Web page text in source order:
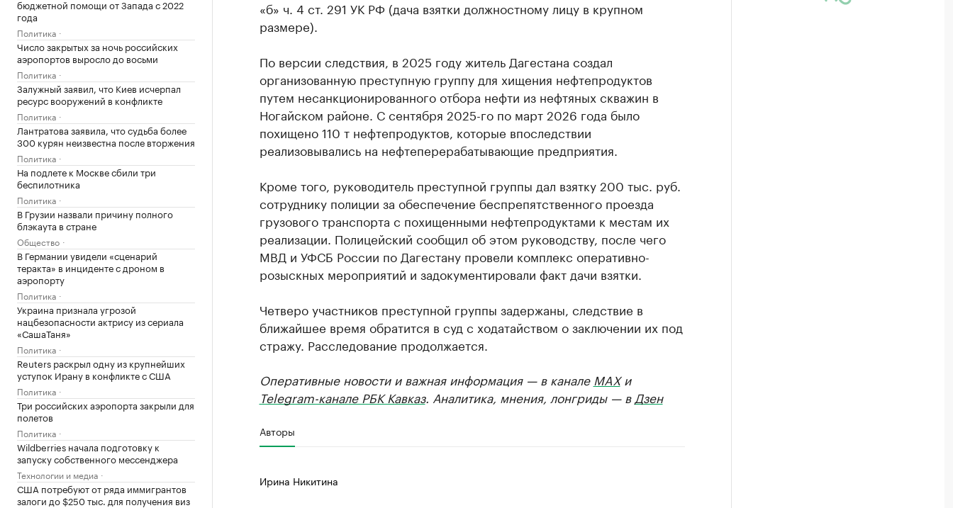
бюджетной помощи от Запада с 2022
года
Политика
Число закрытых за ночь российских
аэропортов выросло до восьми
Политика
Залужный заявил, что Киев исчерпал
ресурс вооружений в конфликте
Политика
Лантратова заявила, что судьба более
300 курян неизвестна после вторжения
Политика
На подлете к Москве сбили три
беспилотника
Политика
В Грузии назвали причину полного
блэкаута в стране
Общество
В Германии увидели «сценарий
теракта» в инциденте с дроном в
аэропорту
Политика
Украина признала угрозой
нацбезопасности актрису из сериала
«СашаТаня»
Политика
Reuters раскрыл одну из крупнейших
уступок Ирану в конфликте с США
Политика
Три российских аэропорта закрыли для
полетов
Политика
Wildberries начала подготовку к
запуску собственного мессенджера
Технологии и медиа
США потребуют от ряда иммигрантов
залоги до $250 тыс. для получения виз
«б» ч. 4 ст. 291 УК РФ (дача взятки должностному лицу в крупном
размере).
По версии следствия, в 2025 году житель Дагестана создал
организованную преступную группу для хищения нефтепродуктов
путем несанкционированного отбора нефти из нефтяных скважин в
Ногайском районе. С сентября 2025-го по март 2026 года было
похищено 110 т нефтепродуктов, которые впоследствии
реализовывались на нефтеперерабатывающие предприятия.
Кроме того, руководитель преступной группы дал взятку 200 тыс. руб.
сотруднику полиции за обеспечение беспрепятственного проезда
грузового транспорта с похищенными нефтепродуктами к местам их
реализации. Полицейский сообщил об этом руководству, после чего
МВД и УФСБ России по Дагестану провели комплекс оперативно-
розыскных мероприятий и задокументировали факт дачи взятки.
Четверо участников преступной группы задержаны, следствие в
ближайшее время обратится в суд с ходатайством о заключении их под
стражу. Расследование продолжается.
Оперативные новости и важная информация — в канале MAXи
Telegram-канале РБК Кавказ. Аналитика, мнения, лонгриды — в Дзен
Авторы
Ирина Никитина